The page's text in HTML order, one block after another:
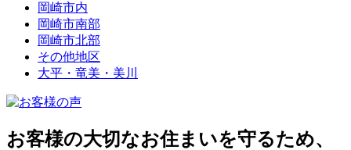
岡崎市内
岡崎市南部
岡崎市北部
その他地区
大平・竜美・美川
お客様の大切なお住まいを守るため、